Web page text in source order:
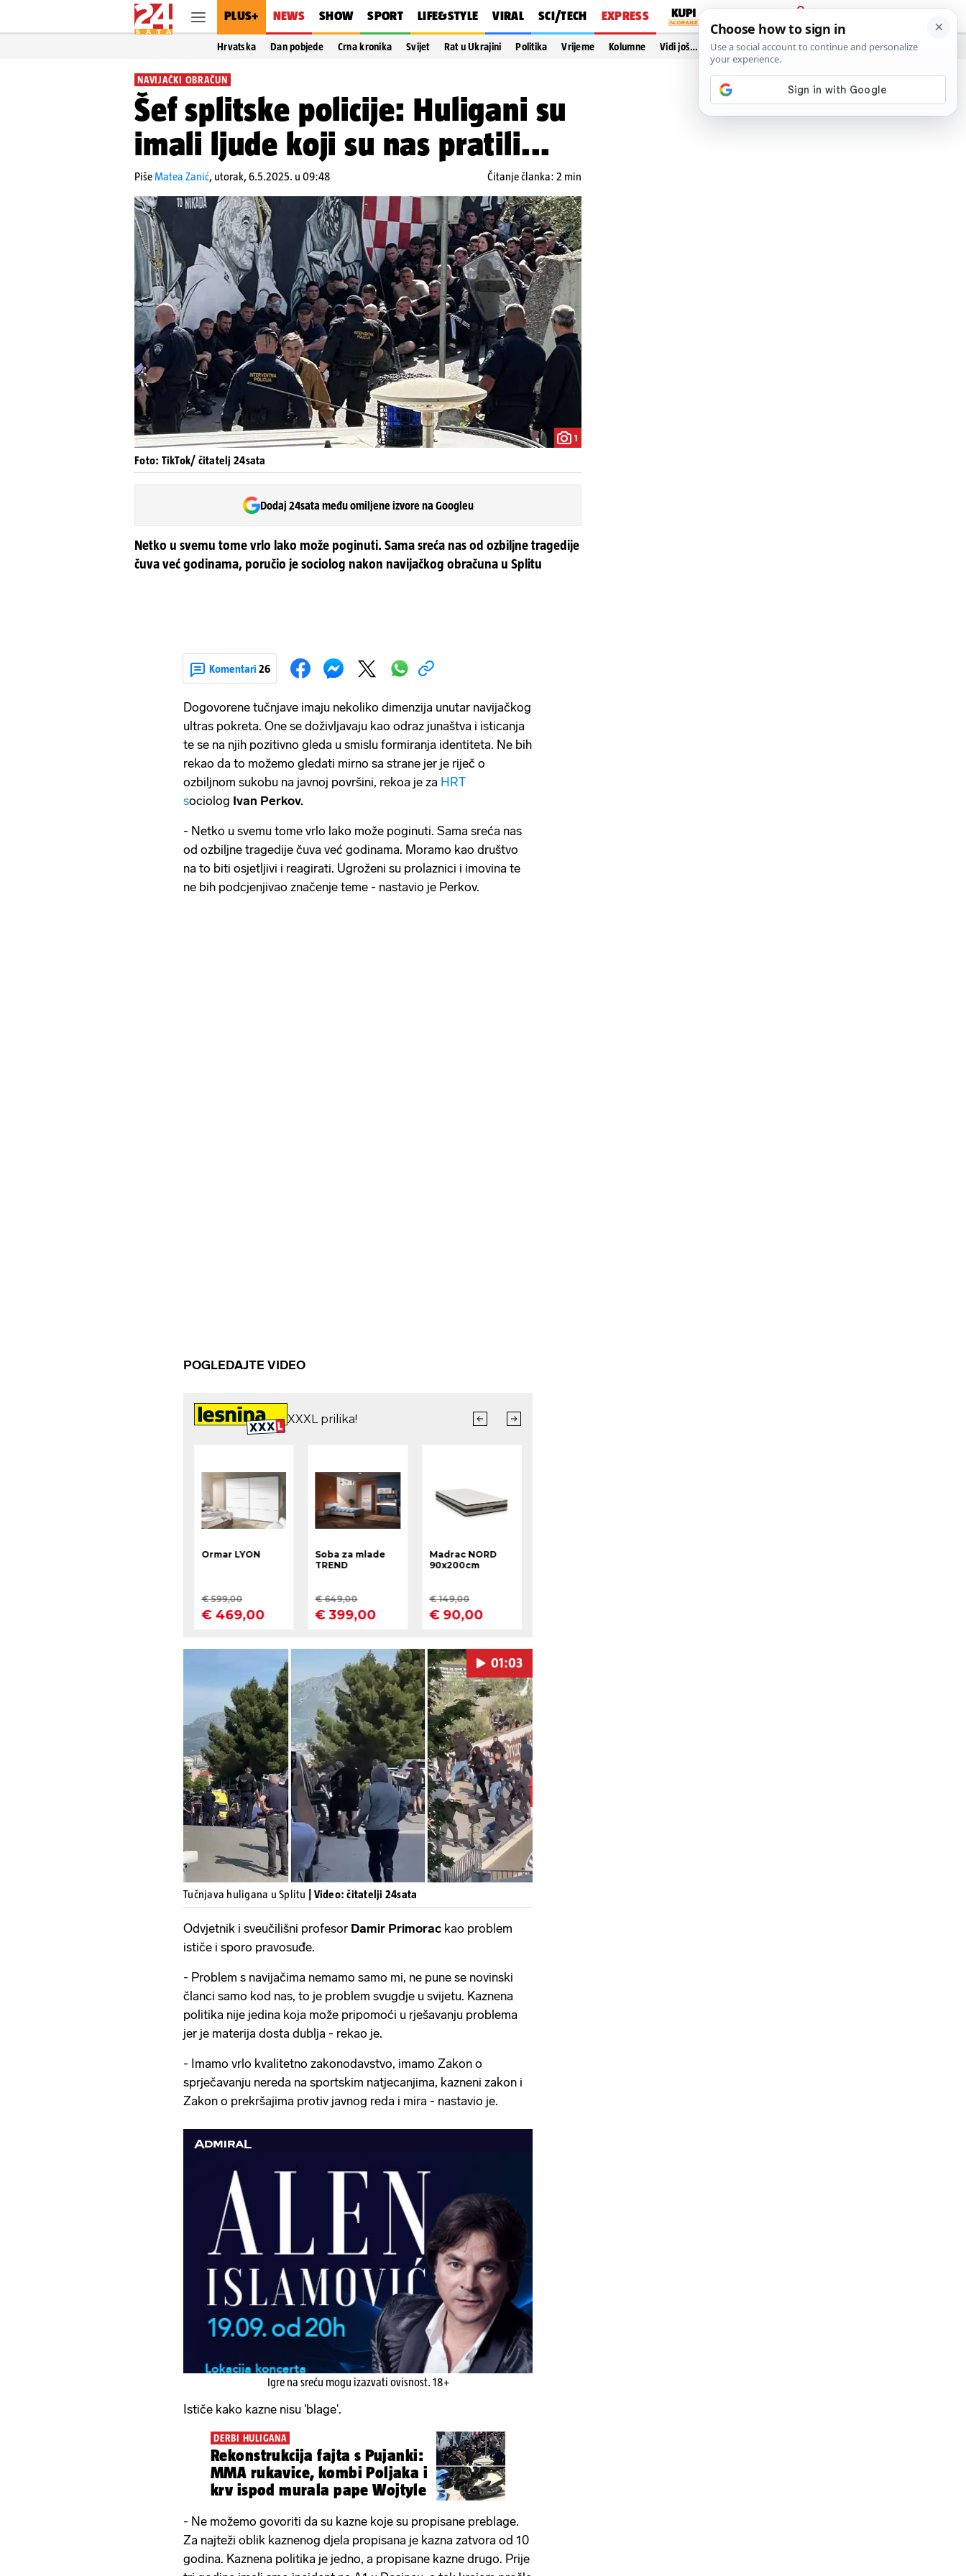
PLUS+ NEWS SHOW SPORT LIFE&STYLE VIRAL SCI/TECH EXPRESS
PRIJAVA
Hrvatska Dan pobjede Crna kronika Svijet Rat u Ukrajini Politika Vrijeme Kolumne Vidi još…
NAVIJAČKI OBRAČUN
Šef splitske policije: Huligani su
imali ljude koji su nas pratili...
PišeMatea Zanić, utorak, 6.5.2025. u 09:48 Čitanje članka: 2 min
1
Foto: TikTok/ čitatelj 24sata
Dodaj 24sata među omiljene izvore na Googleu
Netko u svemu tome vrlo lako može poginuti. Sama sreća nas od ozbiljne tragedije
čuva već godinama, poručio je sociolog nakon navijačkog obračuna u Splitu
Komentari 26
Dogovorene tučnjave imaju nekoliko dimenzija unutar navijačkog
ultras pokreta. One se doživljavaju kao odraz junaštva i isticanja
te se na njih pozitivno gleda u smislu formiranja identiteta. Ne bih
rekao da to možemo gledati mirno sa strane jer je riječ o
ozbiljnom sukobu na javnoj površini, rekoa je za HRT
sociolog Ivan Perkov.
- Netko u svemu tome vrlo lako može poginuti. Sama sreća nas
od ozbiljne tragedije čuva već godinama. Moramo kao društvo
na to biti osjetljivi i reagirati. Ugroženi su prolaznici i imovina te
ne bih podcjenjivao značenje teme - nastavio je Perkov.
POGLEDAJTE VIDEO
Pokretanje videa...
01:03
Tučnjava huligana u Splitu | Video: čitatelji 24sata
Odvjetnik i sveučilišni profesor Damir Primorac kao problem
ističe i sporo pravosuđe.
- Problem s navijačima nemamo samo mi, ne pune se novinski
članci samo kod nas, to je problem svugdje u svijetu. Kaznena
politika nije jedina koja može pripomoći u rješavanju problema
jer je materija dosta dublja - rekao je.
- Imamo vrlo kvalitetno zakonodavstvo, imamo Zakon o
sprječavanju nereda na sportskim natjecanjima, kazneni zakon i
Zakon o prekršajima protiv javnog reda i mira - nastavio je.
Igre na sreću mogu izazvati ovisnost. 18+
Ističe kako kazne nisu 'blage'.
DERBI HULIGANA
Rekonstrukcija fajta s Pujanki:
MMA rukavice, kombi Poljaka i
krv ispod murala pape Wojtyle
- Ne možemo govoriti da su kazne koje su propisane preblage.
Za najteži oblik kaznenog djela propisana je kazna zatvora od 10
godina. Kaznena politika je jedno, a propisane kazne drugo. Prije